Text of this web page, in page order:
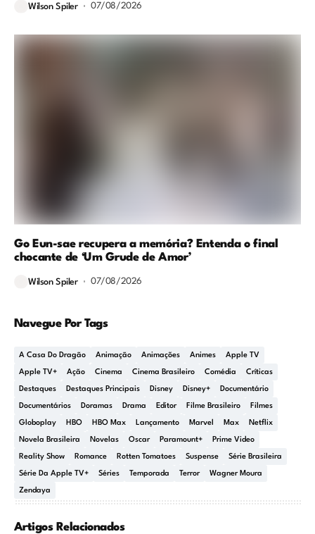
Wilson Spiler 07/08/2026
Go Eun-sae recupera a memória? Entenda o final
chocante de ‘Um Grude de Amor’
Wilson Spiler 07/08/2026
Navegue Por Tags
A Casa Do Dragão Animação Animações Animes Apple TV
Apple TV+ Ação Cinema Cinema Brasileiro Comédia Críticas
Destaques Destaques Principais Disney Disney+ Documentário
Documentários Doramas Drama Editor Filme Brasileiro Filmes
Globoplay HBO HBO Max Lançamento Marvel Max Netflix
Novela Brasileira Novelas Oscar Paramount+ Prime Video
Reality Show Romance Rotten Tomatoes Suspense Série Brasileira
Série Da Apple TV+ Séries Temporada Terror Wagner Moura
Zendaya
Artigos Relacionados